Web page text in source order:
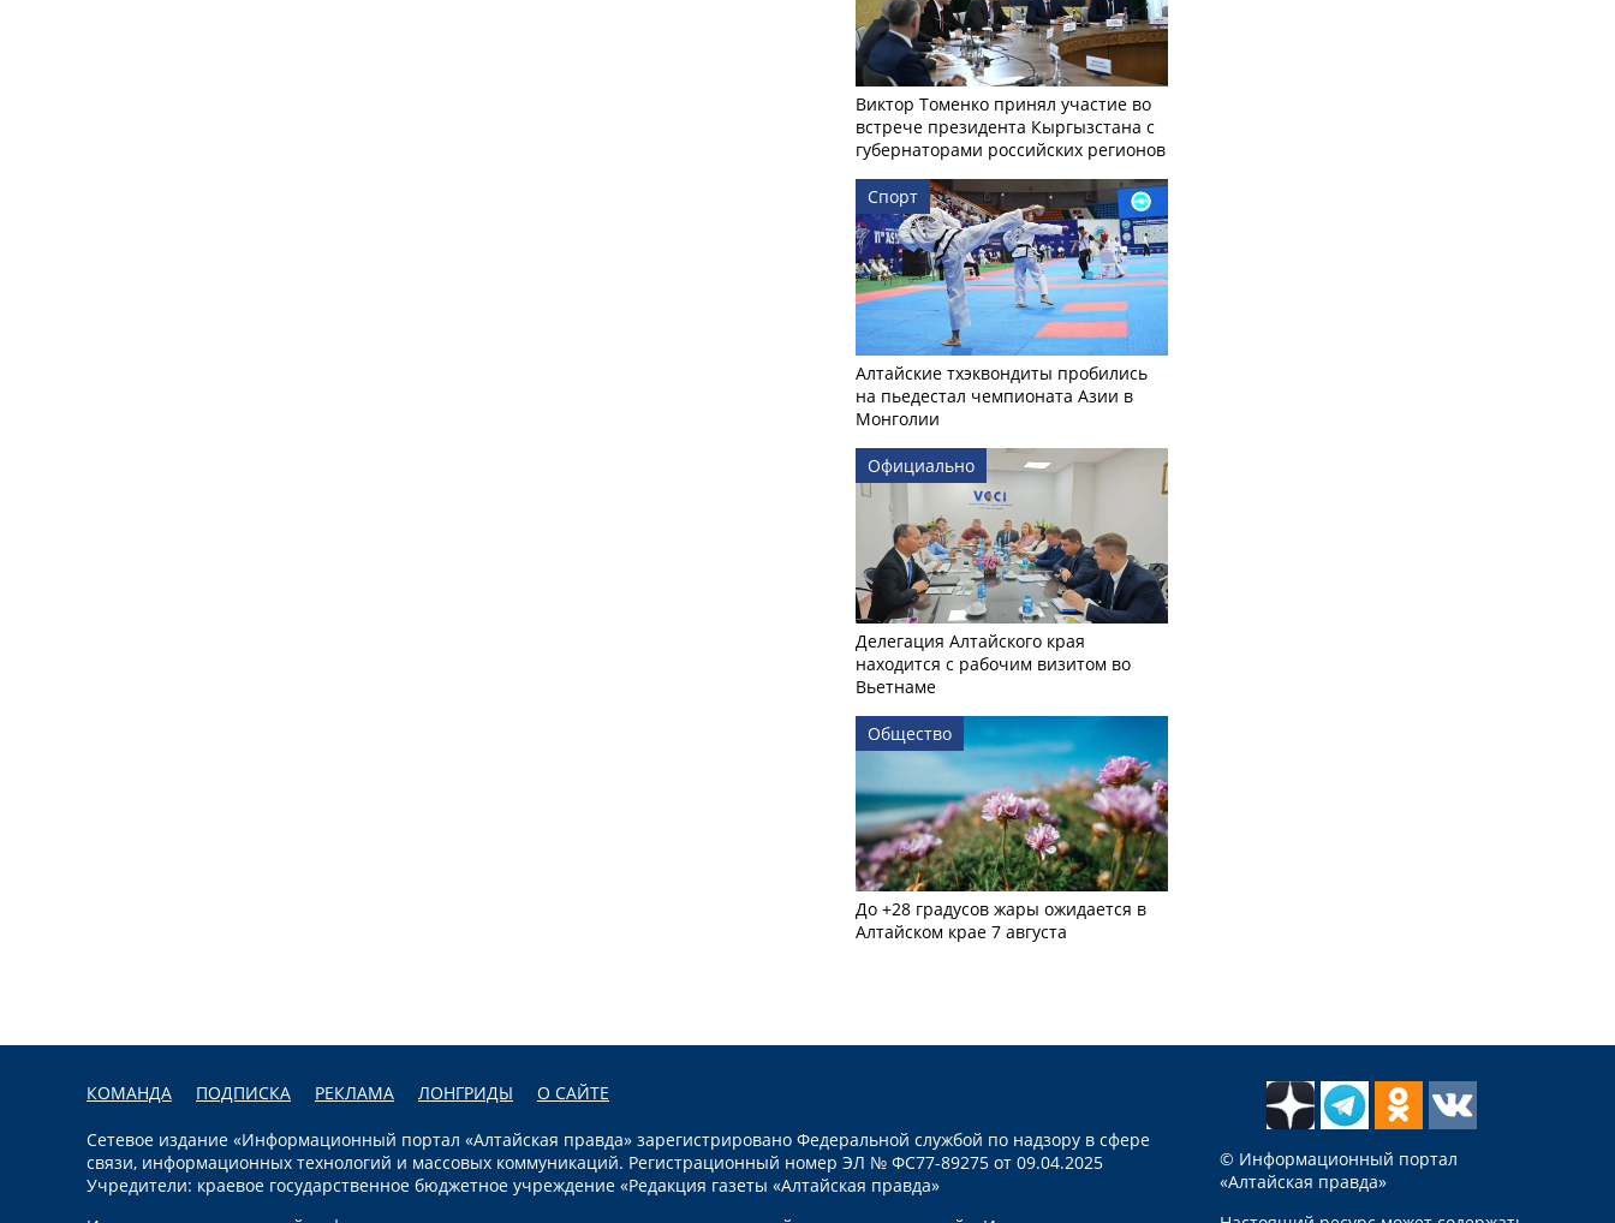
Виктор Томенко принял участие во
встрече президента Кыргызстана с
губернаторами российских регионов
Спорт
Алтайские тхэквондиты пробились
на пьедестал чемпионата Азии в
Монголии
Официально
Делегация Алтайского края
находится с рабочим визитом во
Вьетнаме
Общество
До +28 градусов жары ожидается в
Алтайском крае 7 августа
КОМАНДА ПОДПИСКА РЕКЛАМА ЛОНГРИДЫ О САЙТЕ
Сетевое издание «Информационный портал «Алтайская правда» зарегистрировано Федеральной службой по надзору в сфере
связи, информационных технологий и массовых коммуникаций. Регистрационный номер ЭЛ № ФС77-89275 от 09.04.2025
Учредители: краевое государственное бюджетное учреждение «Редакция газеты «Алтайская правда»
© Информационный портал
«Алтайская правда»